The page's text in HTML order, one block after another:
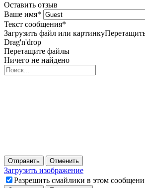
Оставить отзыв
Ваше имя*
Текст сообщения*
Загрузить файл или картинку
Drag'n'drop
Перетащите файлы
Ничего не найдено
Отправить Отменить
Загрузить изображение
Разрешить смайлики в этом